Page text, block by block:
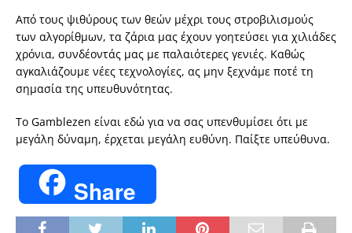
Από τους ψιθύρους των θεών μέχρι τους στροβιλισμούς
των αλγορίθμων, τα ζάρια μας έχουν γοητεύσει για χιλιάδες
χρόνια, συνδέοντάς μας με παλαιότερες γενιές. Καθώς
αγκαλιάζουμε νέες τεχνολογίες, ας μην ξεχνάμε ποτέ τη
σημασία της υπευθυνότητας.
Το Gamblezen είναι εδώ για να σας υπενθυμίσει ότι με
μεγάλη δύναμη, έρχεται μεγάλη ευθύνη. Παίξτε υπεύθυνα.
Share